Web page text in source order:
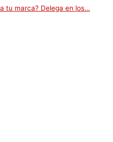
tu marca? Delega en los…